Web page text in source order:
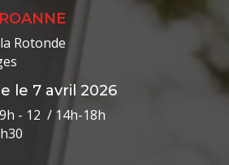
Rotonde
le 7 avril 2026
- 12 / 14h-18h